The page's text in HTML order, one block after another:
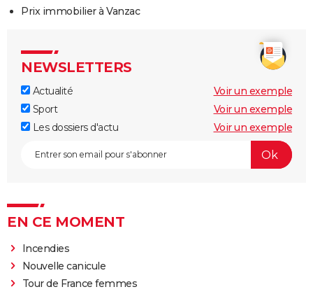
Prix immobilier à Vanzac
NEWSLETTERS
Actualité
Voir un exemple
Sport
Voir un exemple
Les dossiers d'actu
Voir un exemple
EN CE MOMENT
Incendies
Nouvelle canicule
Tour de France femmes